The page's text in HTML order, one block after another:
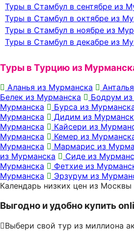
Туры в Стамбул в сентябре из
Туры в Стамбул в октябре из
Туры в Стамбул в ноябре из
Туры в Стамбул в декабре из
Туры в Турцию из
Аланья из Мурманска
Белек из Мурманска
Бодрум
Мурманска
Бурса из
Мурманска
Дидим из
Мурманска
Кайсери из
Мурманска
Кемер из
Мурманска
Мармарис из
из Мурманска
Сиде из
Мурманска
Фетхие из
Мурманска
Эрзурум из
Календарь низких цен из Москвы
Выгодно и удобно купить
Выбери свой тур из миллиона